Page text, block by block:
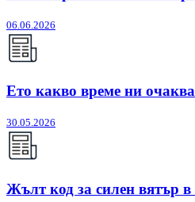
06.06.2026
Ето какво време ни
30.05.2026
Жълт код за силен вятър в